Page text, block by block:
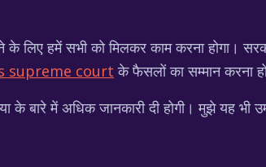
लिए हमें सभी को मिलकर काम करना होगा।
supreme court के फैसलों का सम्मान करना
के बारे में अधिक जानकारी दी होगी। मुझे यह